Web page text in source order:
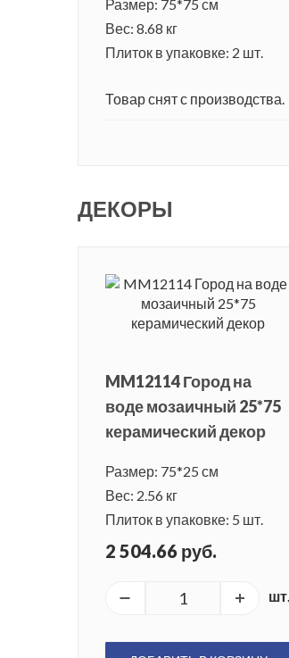
Размер: 75*75 см
Вес: 8.68 кг
Плиток в упаковке: 2 шт.
Товар снят с производства.
ДЕКОРЫ
MM12114 Город на
воде мозаичный 25*75
керамический декор
Размер: 75*25 см
Вес: 2.56 кг
Плиток в упаковке: 5 шт.
2 504.66 руб.
шт.